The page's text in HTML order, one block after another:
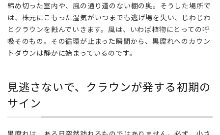
さな
い
で、
クラ
ウン
初期
のサ
イン
早期
締め切った室内や、風の通り道のない棚の奥。そうした場所で
は、株元にこもった湿気がいつまでも逃げ場を失い、じわじわ
とクラウンを蝕んでいきます。風は、いわば植物にとっての呼
吸そのもの。その循環が止まった瞬間から、黒腐れへのカウン
トダウンは静かに始まっているのです。
見逃さないで、クラウンが発する初期の
サイン